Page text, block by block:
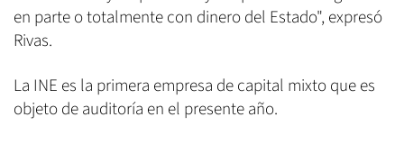
en parte o totalmente con dinero del Estado", expresó
Rivas.
La INE es la primera empresa de capital mixto que es
objeto de auditoría en el presente año.